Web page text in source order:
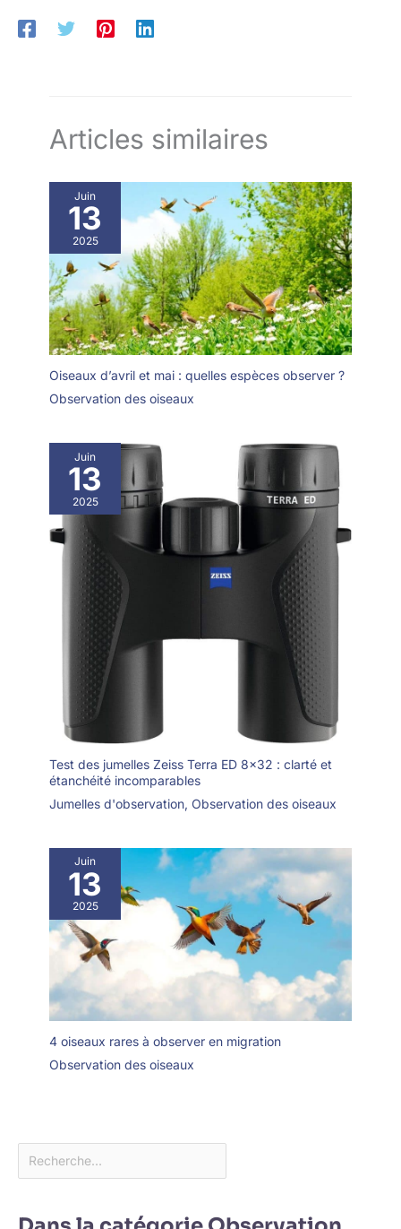
Articles similaires
Juin
13
2025
Oiseaux d’avril et mai : quelles espèces observer ?
Observation des oiseaux
Juin
13
2025
Test des jumelles Zeiss Terra ED 8×32 : clarté et
étanchéité incomparables
Jumelles d'observation, Observation des oiseaux
Juin
13
2025
4 oiseaux rares à observer en migration
Observation des oiseaux